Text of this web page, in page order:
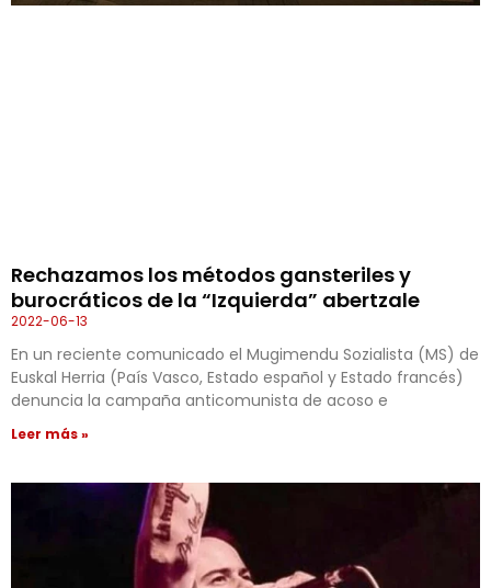
Rechazamos los métodos gansteriles y
burocráticos de la “Izquierda” abertzale
2022-06-13
En un reciente comunicado el Mugimendu Sozialista (MS) de
Euskal Herria (País Vasco, Estado español y Estado francés)
denuncia la campaña anticomunista de acoso e
Leer más »